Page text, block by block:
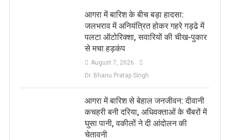
आगरा में बारिश के बीच बड़ा हादसा:
जलभराव में अनियंत्रित होकर गहरे गड्ढे में
पलटा ऑटोरिक्शा, सवारियों की चीख-पुकार
से मचा हड़कंप
August 7, 2026
Dr. Bhanu Pratap Singh
आगरा में बारिश से बेहाल जनजीवन: दीवानी
कचहरी बनी दरिया, अधिवक्ताओं के चैंबरों में
घुसा पानी, वकीलों ने दी आंदोलन की
चेतावनी